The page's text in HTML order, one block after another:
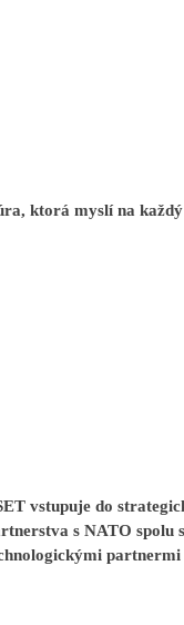
ktorá myslí na
vstupuje do
s NATO spolu
partnermi